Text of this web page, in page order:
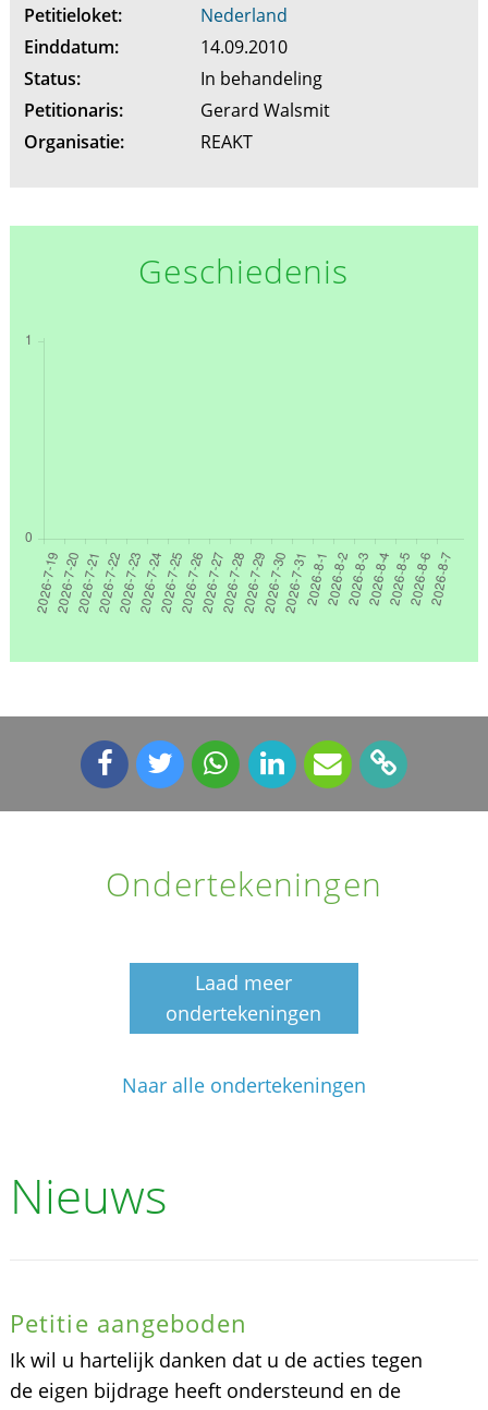
Petitieloket:
Nederland
Einddatum:
14.09.2010
Status:
In behandeling
Petitionaris:
Gerard Walsmit
Organisatie:
REAKT
Geschiedenis
Ondertekeningen
Laad meer
ondertekeningen
Naar alle ondertekeningen
Nieuws
Petitie aangeboden
Ik wil u hartelijk danken dat u de acties tegen
de eigen bijdrage heeft ondersteund en de